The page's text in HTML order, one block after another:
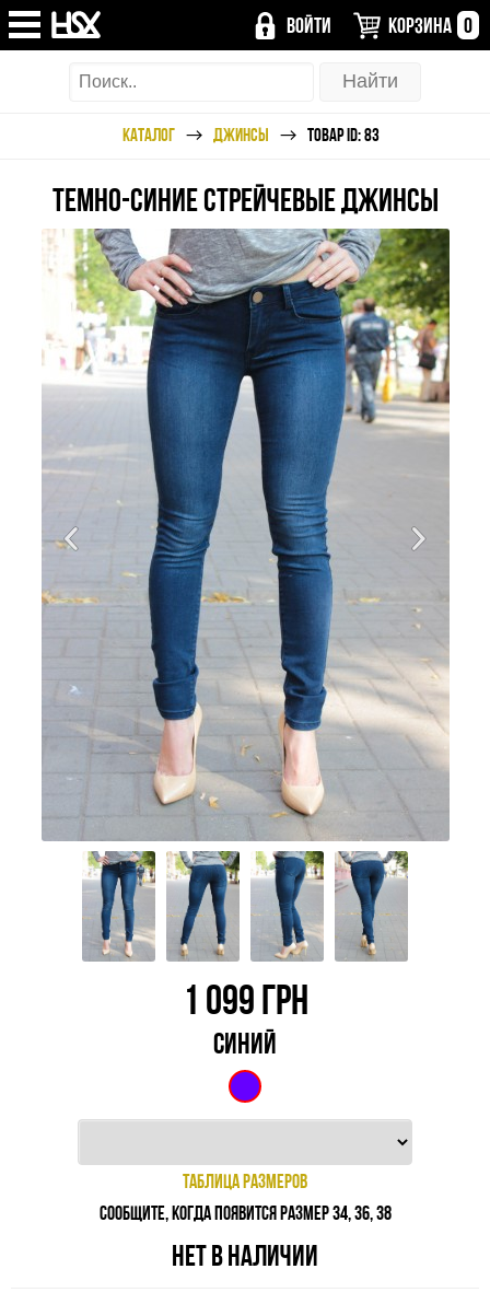
ВОЙТИ КОРЗИНА 0
КАТАЛОГ ДЖИНСЫ ТОВАР ID: 83
ТЕМНО-СИНИЕ СТРЕЙЧЕВЫЕ ДЖИНСЫ
1 099ГРН
СИНИЙ
ТАБЛИЦА РАЗМЕРОВ
СООБЩИТЕ, КОГДА ПОЯВИТСЯ РАЗМЕР 34, 36, 38
НЕТ В НАЛИЧИИ